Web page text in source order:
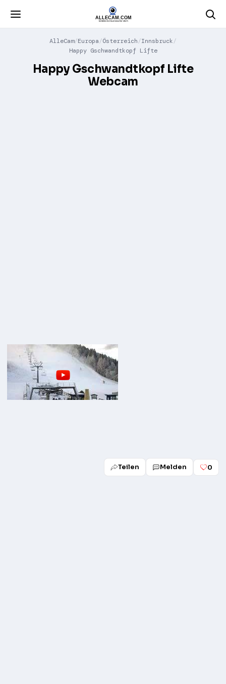
AlleCam Europa Österreich Innsbruck
Happy Gschwandtkopf Lifte
Happy Gschwandtkopf Lifte
Webcam
Teilen Melden 0